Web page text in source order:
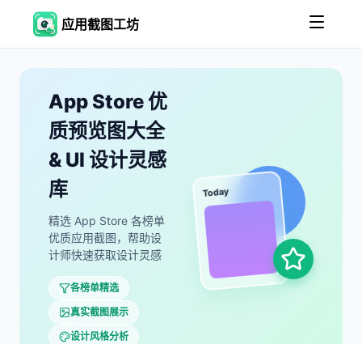
应用截图工坊
App Store 优
质预览图大全
& UI 设计灵感
库
精选 App Store 各榜单
优质应用截图，帮助设
计师快速获取设计灵感
各榜单精选
真实截图展示
设计风格分析
Today